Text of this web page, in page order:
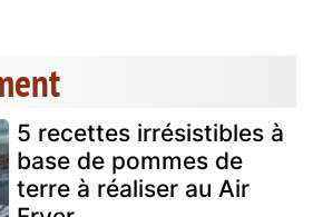
5 recettes irrésistibles à
base de pommes de
terre à réaliser au Air